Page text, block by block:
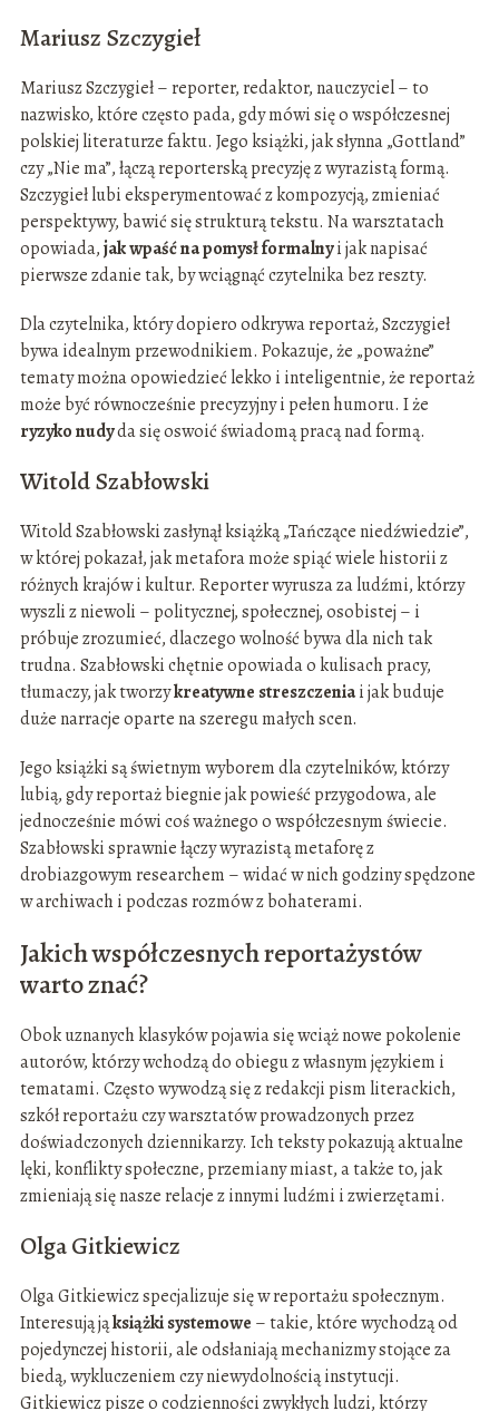
Mariusz Szczygieł
Mariusz Szczygieł – reporter, redaktor, nauczyciel – to
nazwisko, które często pada, gdy mówi się o współczesnej
polskiej literaturze faktu. Jego książki, jak słynna „Gottland”
czy „Nie ma”, łączą reporterską precyzję z wyrazistą formą.
Szczygieł lubi eksperymentować z kompozycją, zmieniać
perspektywy, bawić się strukturą tekstu. Na warsztatach
opowiada,jak wpaść na pomysł formalnyi jak napisać
pierwsze zdanie tak, by wciągnąć czytelnika bez reszty.
Dla czytelnika, który dopiero odkrywa reportaż, Szczygieł
bywa idealnym przewodnikiem. Pokazuje, że „poważne”
tematy można opowiedzieć lekko i inteligentnie, że reportaż
może być równocześnie precyzyjny i pełen humoru. I że
ryzyko nudyda się oswoić świadomą pracą nad formą.
Witold Szabłowski
Witold Szabłowski zasłynął książką „Tańczące niedźwiedzie”,
w której pokazał, jak metafora może spiąć wiele historii z
różnych krajów i kultur. Reporter wyrusza za ludźmi, którzy
wyszli z niewoli – politycznej, społecznej, osobistej – i
próbuje zrozumieć, dlaczego wolność bywa dla nich tak
trudna. Szabłowski chętnie opowiada o kulisach pracy,
tłumaczy, jak tworzykreatywne streszczeniai jak buduje
duże narracje oparte na szeregu małych scen.
Jego książki są świetnym wyborem dla czytelników, którzy
lubią, gdy reportaż biegnie jak powieść przygodowa, ale
jednocześnie mówi coś ważnego o współczesnym świecie.
Szabłowski sprawnie łączy wyrazistą metaforę z
drobiazgowym researchem – widać w nich godziny spędzone
w archiwach i podczas rozmów z bohaterami.
Jakich współczesnych reportażystów
warto znać?
Obok uznanych klasyków pojawia się wciąż nowe pokolenie
autorów, którzy wchodzą do obiegu z własnym językiem i
tematami. Często wywodzą się z redakcji pism literackich,
szkół reportażu czy warsztatów prowadzonych przez
doświadczonych dziennikarzy. Ich teksty pokazują aktualne
lęki, konflikty społeczne, przemiany miast, a także to, jak
zmieniają się nasze relacje z innymi ludźmi i zwierzętami.
Olga Gitkiewicz
Olga Gitkiewicz specjalizuje się w reportażu społecznym.
Interesują jąksiążki systemowe – takie, które wychodzą od
pojedynczej historii, ale odsłaniają mechanizmy stojące za
biedą, wykluczeniem czy niewydolnością instytucji.
Gitkiewicz pisze o codzienności zwykłych ludzi, którzy